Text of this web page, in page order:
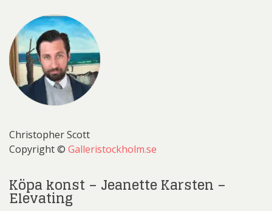
Christopher Scott
Copyright © Galleristockholm.se
Köpa konst – Jeanette Karsten –
Elevating